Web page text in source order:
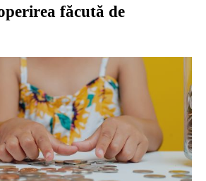
făcută de